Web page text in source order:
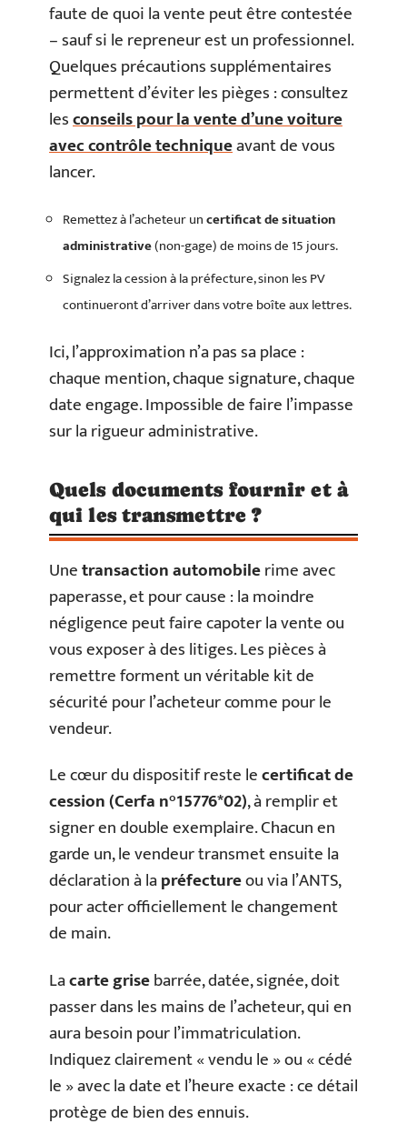
faute de quoi la vente peut être contestée
– sauf si le repreneur est un professionnel.
Quelques précautions supplémentaires
permettent d’éviter les pièges : consultez
lesconseils pour la vente d’une voiture
avec contrôle techniqueavant de vous
lancer.
Remettez à l’acheteur uncertificat de situation
administrative(non-gage) de moins de 15 jours.
Signalez la cession à la préfecture, sinon les PV
continueront d’arriver dans votre boîte aux lettres.
Ici, l’approximation n’a pas sa place :
chaque mention, chaque signature, chaque
date engage. Impossible de faire l’impasse
sur la rigueur administrative.
Quels documents fournir et à
qui les transmettre ?
Unetransaction automobilerime avec
paperasse, et pour cause : la moindre
négligence peut faire capoter la vente ou
vous exposer à des litiges. Les pièces à
remettre forment un véritable kit de
sécurité pour l’acheteur comme pour le
vendeur.
Le cœur du dispositif reste lecertificat de
cession (Cerfa n°15776*02), à remplir et
signer en double exemplaire. Chacun en
garde un, le vendeur transmet ensuite la
déclaration à lapréfectureou via l’ANTS,
pour acter officiellement le changement
de main.
Lacarte grisebarrée, datée, signée, doit
passer dans les mains de l’acheteur, qui en
aura besoin pour l’immatriculation.
Indiquez clairement « vendu le » ou « cédé
le » avec la date et l’heure exacte : ce détail
protège de bien des ennuis.